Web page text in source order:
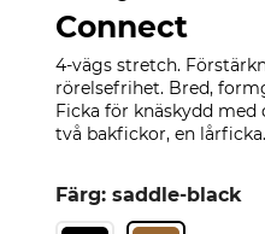
Connect
4-vägs stretch.
rörelsefrihet. Bred,
Ficka för knäskydd med
två bakfickor, en
Färg: saddle-black